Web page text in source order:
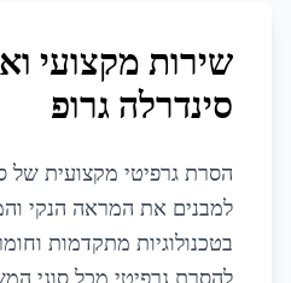
שירות מקצועי
סינדרלה גרופ
הסרת גרפיטי מקצועית של
למבנים את המראה הנקי
בטכנולוגיות מתקדמות
להסרת גרפיטי מכל סוגי